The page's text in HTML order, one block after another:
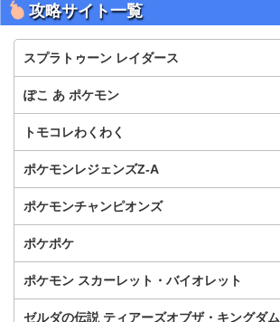
攻略サイト一覧
スプラトゥーン レイダース
ぽこ あ ポケモン
トモコレわくわく
ポケモンレジェンズZ-A
ポケモンチャンピオンズ
ポケポケ
ポケモン スカーレット・バイオレット
ゼルダの伝説 ティアーズオブザ・キングダム